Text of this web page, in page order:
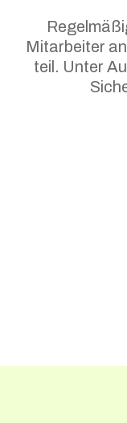
Mitarbeiter
teil. Unter